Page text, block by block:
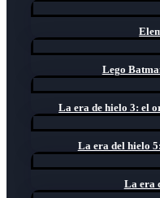
Lego
La era de hielo 3: el
La era del hielo
La era